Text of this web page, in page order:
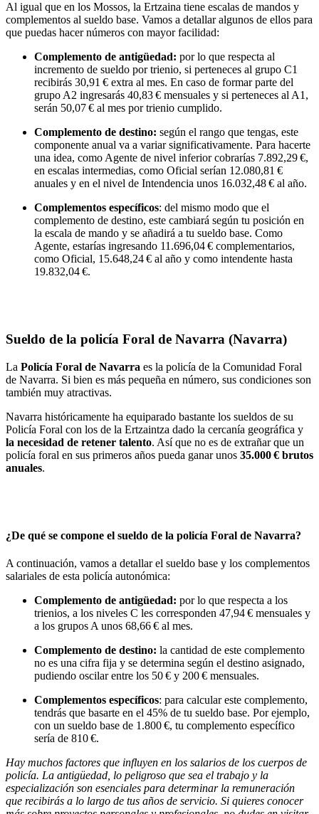
Al igual que en los Mossos, la Ertzaina tiene escalas de mandos y
complementos al sueldo base. Vamos a detallar algunos de ellos para
que puedas hacer números con mayor facilidad:
Complemento de antigüedad: por lo que respecta al
incremento de sueldo por trienio, si perteneces al grupo C1
recibirás 30,91 € extra al mes. En caso de formar parte del
grupo A2 ingresarás 40,83 € mensuales y si perteneces al A1,
serán 50,07 € al mes por trienio cumplido.
Complemento de destino: según el rango que tengas, este
componente anual va a variar significativamente. Para hacerte
una idea, como Agente de nivel inferior cobrarías 7.892,29 €,
en escalas intermedias, como Oficial serían 12.080,81 €
anuales y en el nivel de Intendencia unos 16.032,48 € al año.
Complementos específicos: del mismo modo que el
complemento de destino, este cambiará según tu posición en
la escala de mando y se añadirá a tu sueldo base. Como
Agente, estarías ingresando 11.696,04 € complementarios,
como Oficial, 15.648,24 € al año y como intendente hasta
19.832,04 €.
Sueldo de la policía Foral de Navarra (Navarra)
La Policía Foral de Navarra es la policía de la Comunidad Foral
de Navarra. Si bien es más pequeña en número, sus condiciones son
también muy atractivas.
Navarra históricamente ha equiparado bastante los sueldos de su
Policía Foral con los de la Ertzaintza dado la cercanía geográfica y
la necesidad de retener talento. Así que no es de extrañar que un
policía foral en sus primeros años pueda ganar unos 35.000 € brutos
anuales.
¿De qué se compone el sueldo de la policía Foral de Navarra?
A continuación, vamos a detallar el sueldo base y los complementos
salariales de esta policía autonómica:
Complemento de antigüedad: por lo que respecta a los
trienios, a los niveles C les corresponden 47,94 € mensuales y
a los grupos A unos 68,66 € al mes.
Complemento de destino: la cantidad de este complemento
no es una cifra fija y se determina según el destino asignado,
pudiendo oscilar entre los 50 € y 200 € mensuales.
Complementos específicos: para calcular este complemento,
tendrás que basarte en el 45% de tu sueldo base. Por ejemplo,
con un sueldo base de 1.800 €, tu complemento específico
sería de 810 €.
Hay muchos factores que influyen en los salarios de los cuerpos de
policía. La antigüedad, lo peligroso que sea el trabajo y la
especialización son esenciales para determinar la remuneración
que recibirás a lo largo de tus años de servicio. Si quieres conocer